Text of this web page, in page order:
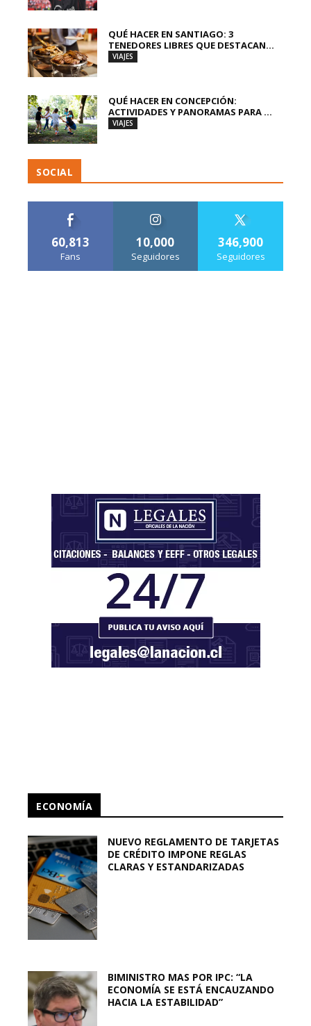
QUÉ HACER EN SANTIAGO: 3
TENEDORES LIBRES QUE DESTACAN...
VIAJES
QUÉ HACER EN CONCEPCIÓN:
ACTIVIDADES Y PANORAMAS PARA ...
VIAJES
SOCIAL
60,813
Fans
10,000
Seguidores
346,900
Seguidores
ECONOMÍA
NUEVO REGLAMENTO DE TARJETAS
DE CRÉDITO IMPONE REGLAS
CLARAS Y ESTANDARIZADAS
BIMINISTRO MAS POR IPC: “LA
ECONOMÍA SE ESTÁ ENCAUZANDO
HACIA LA ESTABILIDAD”